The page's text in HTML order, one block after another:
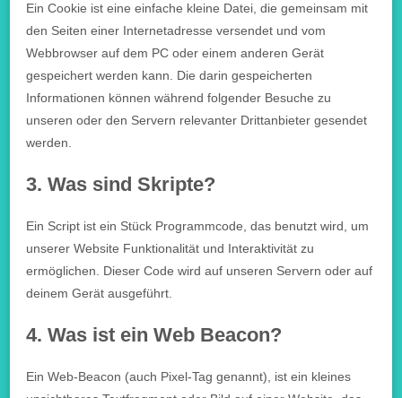
Ein Cookie ist eine einfache kleine Datei, die gemeinsam mit
den Seiten einer Internetadresse versendet und vom
Webbrowser auf dem PC oder einem anderen Gerät
gespeichert werden kann. Die darin gespeicherten
Informationen können während folgender Besuche zu
unseren oder den Servern relevanter Drittanbieter gesendet
werden.
3. Was sind Skripte?
Ein Script ist ein Stück Programmcode, das benutzt wird, um
unserer Website Funktionalität und Interaktivität zu
ermöglichen. Dieser Code wird auf unseren Servern oder auf
deinem Gerät ausgeführt.
4. Was ist ein Web Beacon?
Ein Web-Beacon (auch Pixel-Tag genannt), ist ein kleines